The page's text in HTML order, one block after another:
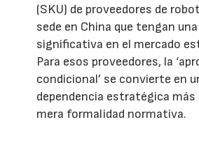
(SKU) de proveedores de
sede en China que tengan
significativa en el mercado
Para esos proveedores, la
condicional’ se convierte en
dependencia estratégica más
mera formalidad normativa.